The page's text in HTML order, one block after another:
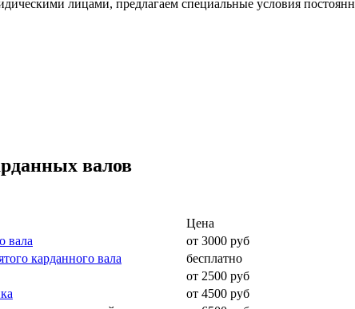
лицами, предлагаем специальные условия
валов
Цена
вала
от 3000 руб
карданного вала
бесплатно
от 2500 руб
от 4500 руб